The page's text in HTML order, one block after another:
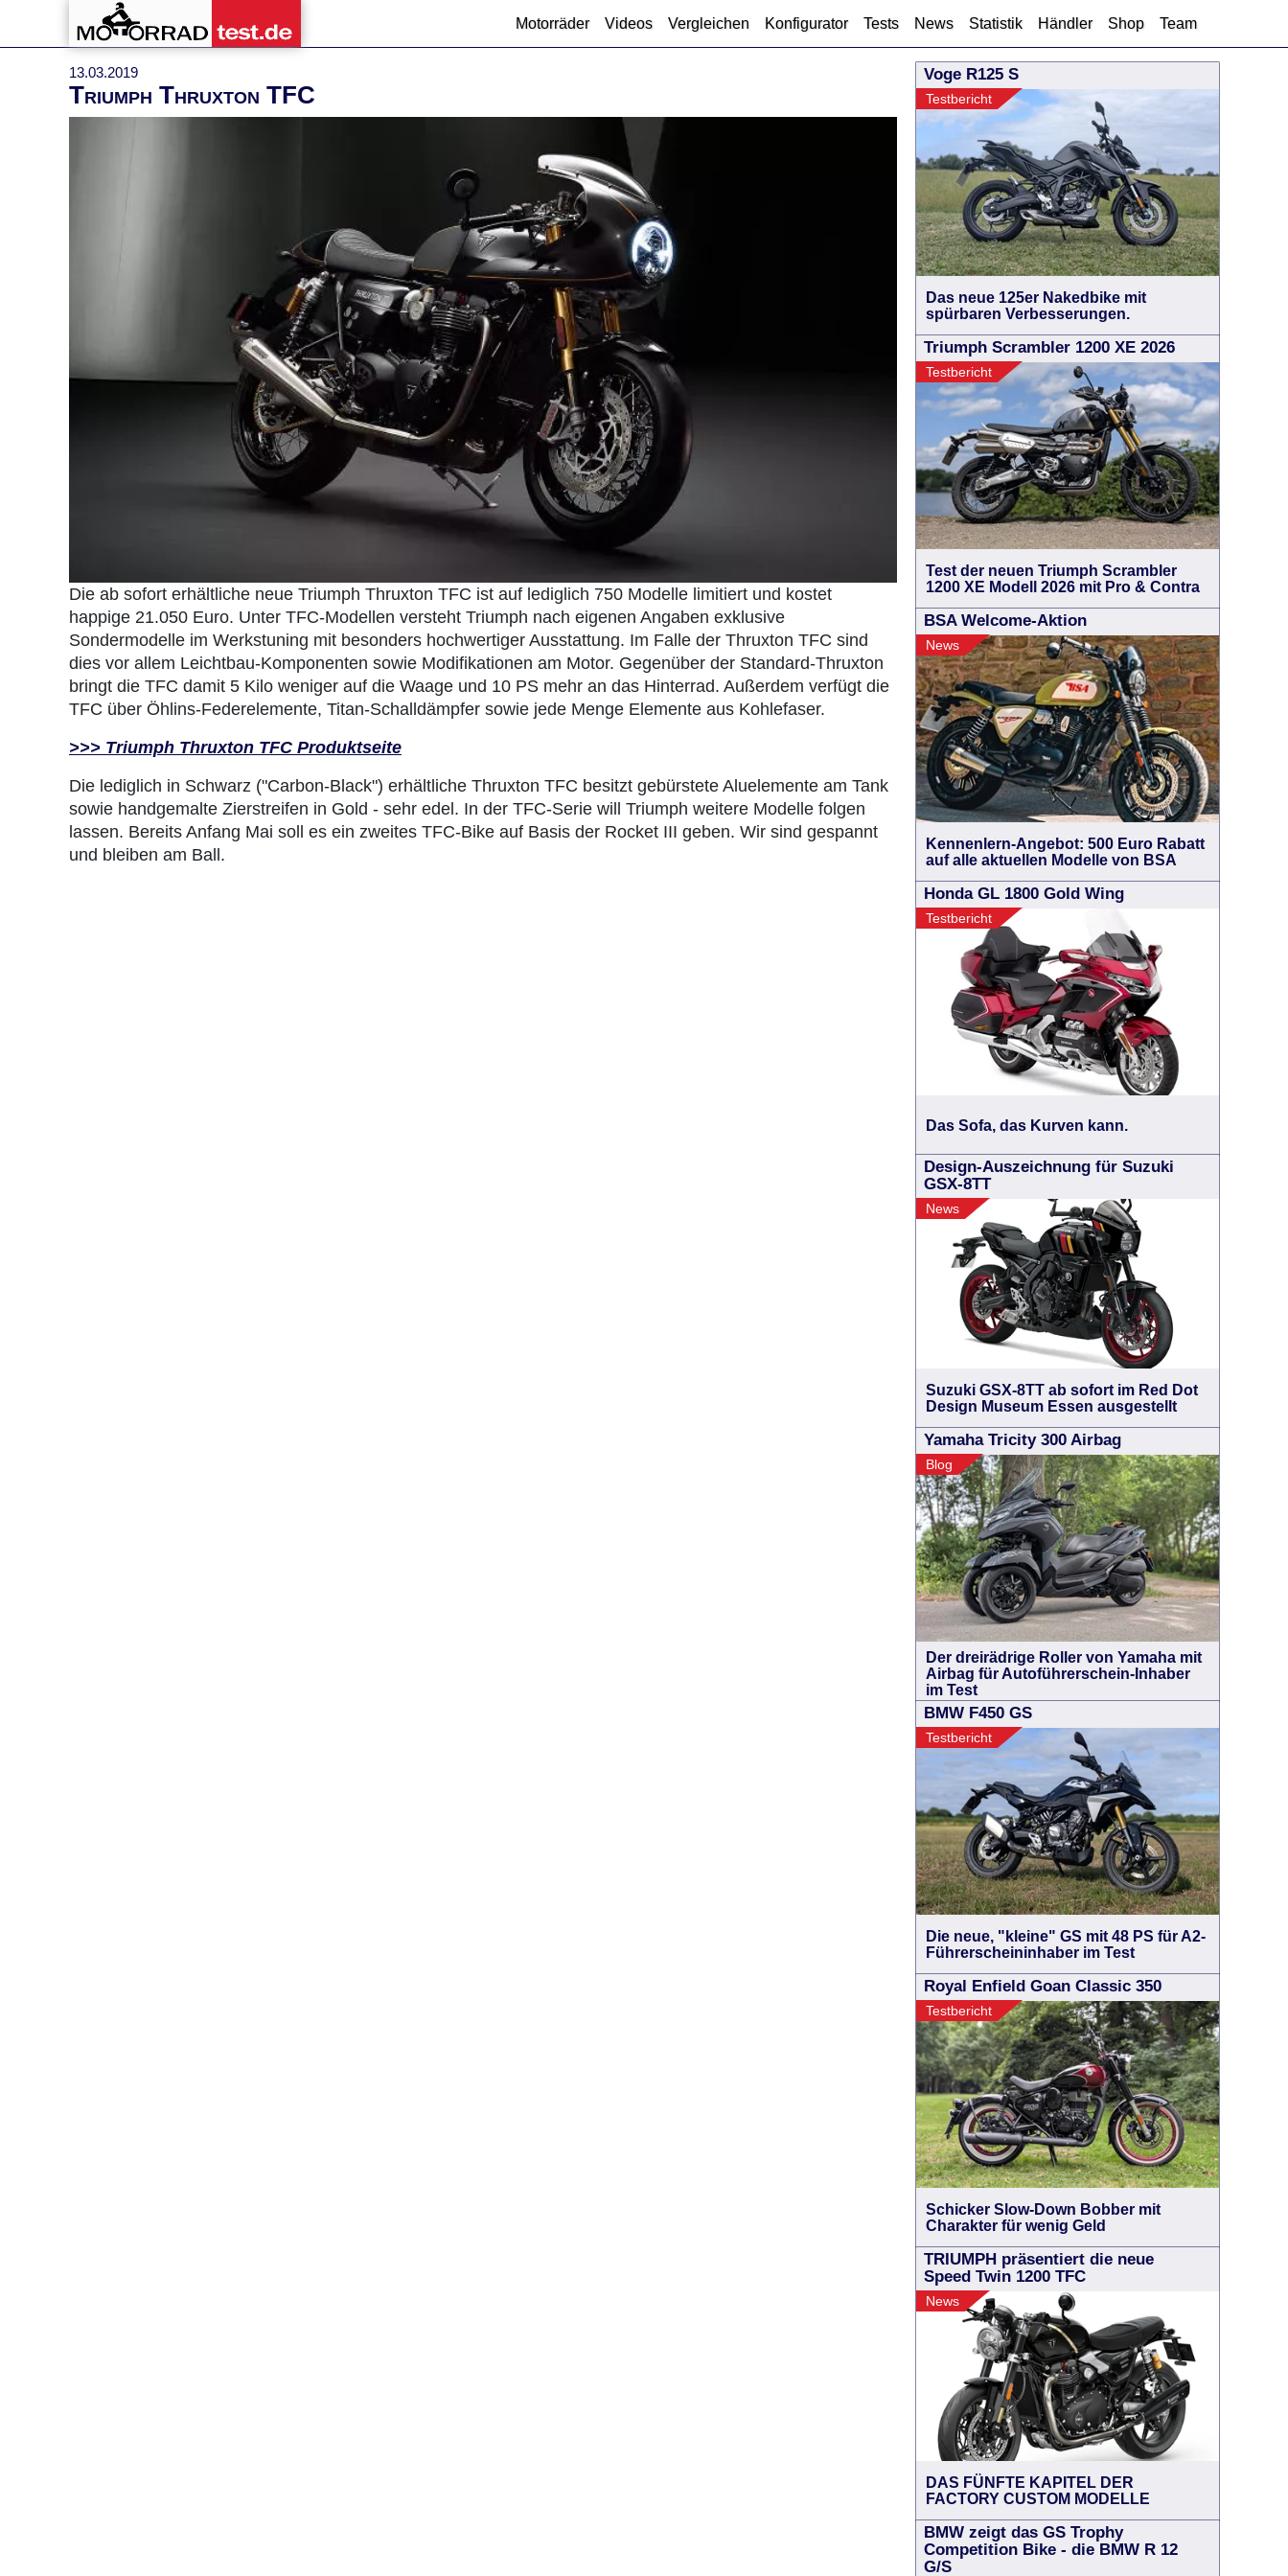
Motorräder Videos Vergleichen Konfigurator Tests News Statistik Händler Shop Team
13.03.2019
Triumph Thruxton TFC
Die ab sofort erhältliche neue Triumph Thruxton TFC ist auf lediglich 750 Modelle limitiert und kostet
happige 21.050 Euro. Unter TFC-Modellen versteht Triumph nach eigenen Angaben exklusive
Sondermodelle im Werkstuning mit besonders hochwertiger Ausstattung. Im Falle der Thruxton TFC sind
dies vor allem Leichtbau-Komponenten sowie Modifikationen am Motor. Gegenüber der Standard-Thruxton
bringt die TFC damit 5 Kilo weniger auf die Waage und 10 PS mehr an das Hinterrad. Außerdem verfügt die
TFC über Öhlins-Federelemente, Titan-Schalldämpfer sowie jede Menge Elemente aus Kohlefaser.
>>> Triumph Thruxton TFC Produktseite
Die lediglich in Schwarz ("Carbon-Black") erhältliche Thruxton TFC besitzt gebürstete Aluelemente am Tank
sowie handgemalte Zierstreifen in Gold - sehr edel. In der TFC-Serie will Triumph weitere Modelle folgen
lassen. Bereits Anfang Mai soll es ein zweites TFC-Bike auf Basis der Rocket III geben. Wir sind gespannt
und bleiben am Ball.
Voge R125 S
Testbericht
Das neue 125er Nakedbike mit
spürbaren Verbesserungen.
Triumph Scrambler 1200 XE 2026
Testbericht
Test der neuen Triumph Scrambler
1200 XE Modell 2026 mit Pro & Contra
BSA Welcome-Aktion
News
Kennenlern-Angebot: 500 Euro Rabatt
auf alle aktuellen Modelle von BSA
Honda GL 1800 Gold Wing
Testbericht
Das Sofa, das Kurven kann.
Design-Auszeichnung für Suzuki
GSX-8TT
News
Suzuki GSX-8TT ab sofort im Red Dot
Design Museum Essen ausgestellt
Yamaha Tricity 300 Airbag
Blog
Der dreirädrige Roller von Yamaha mit
Airbag für Autoführerschein-Inhaber
im Test
BMW F450 GS
Testbericht
Die neue, "kleine" GS mit 48 PS für A2-
Führerscheininhaber im Test
Royal Enfield Goan Classic 350
Testbericht
Schicker Slow-Down Bobber mit
Charakter für wenig Geld
TRIUMPH präsentiert die neue
Speed Twin 1200 TFC
News
DAS FÜNFTE KAPITEL DER
FACTORY CUSTOM MODELLE
BMW zeigt das GS Trophy
Competition Bike - die BMW R 12
G/S